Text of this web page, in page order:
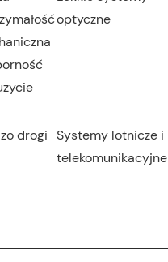
optyczne
drogi Systemy lotnicze i
telekomunikacyjne